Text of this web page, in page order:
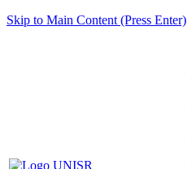
Skip to Main Content (Press Enter)